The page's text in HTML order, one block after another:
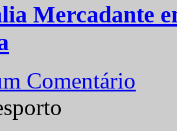
Mercadante
Comentário